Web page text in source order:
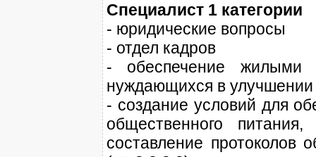
Специалист 1 категории
- юридические вопросы
- отдел кадров
- обеспечение жилыми
нуждающихся в
- создание условий для
общественного
составление протоколов